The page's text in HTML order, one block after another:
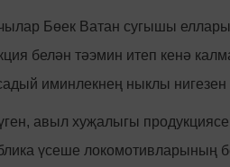
Бөек Ватан сугышы
белән тәэмин итеп кенә
иминлекнең ныклы
авыл хуҗалыгы продукциясе
үсеше локомотивларының